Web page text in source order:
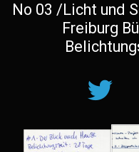
No 03 /Licht und
Freiburg